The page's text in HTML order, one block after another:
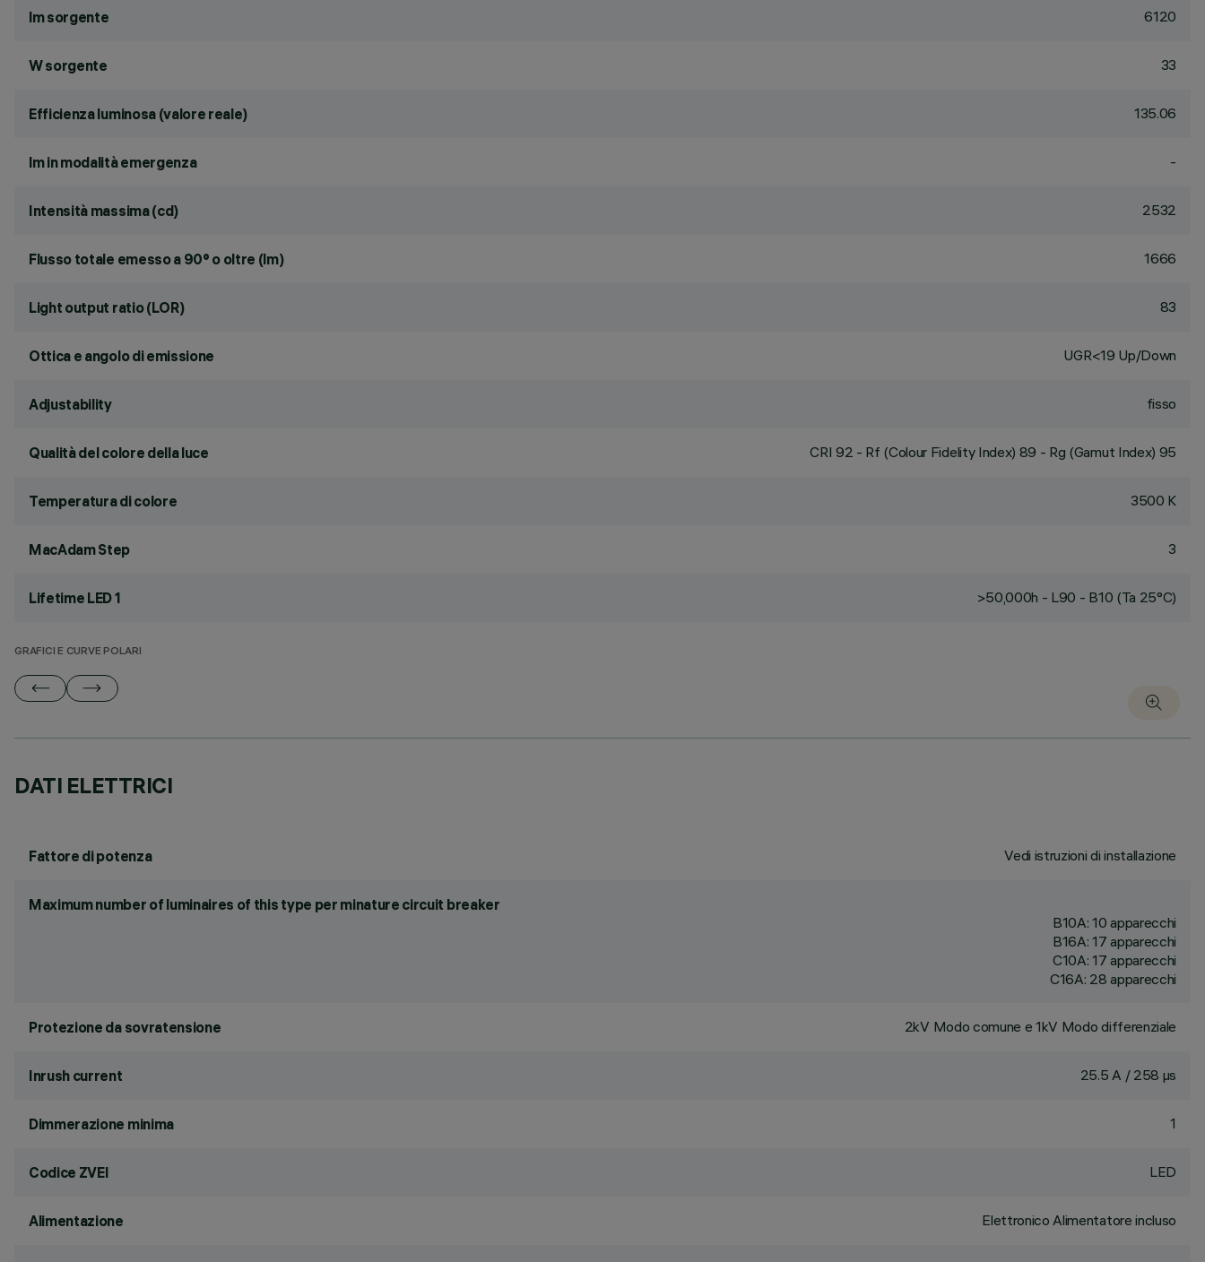
lm sorgente 6120
W sorgente 33
Efficienza luminosa (valore reale) 135.06
lm in modalità emergenza -
Intensità massima (cd) 2532
Flusso totale emesso a 90° o oltre (lm) 1666
Light output ratio (LOR) 83
Ottica e angolo di emissione UGR<19 Up/Down
Adjustability fisso
Qualità del colore della luce CRI 92 - Rf (Colour Fidelity Index) 89 - Rg (Gamut Index) 95
Temperatura di colore 3500 K
MacAdam Step 3
Lifetime LED 1 >50,000h - L90 - B10 (Ta 25°C)
GRAFICI E CURVE POLARI
DATI ELETTRICI
Fattore di potenza Vedi istruzioni di installazione
Maximum number of luminaires of this type per minature circuit breaker
B10A: 10 apparecchi
B16A: 17 apparecchi
C10A: 17 apparecchi
C16A: 28 apparecchi
Protezione da sovratensione 2kV Modo comune e 1kV Modo differenziale
Inrush current 25.5 A / 258 µs
Dimmerazione minima 1
Codice ZVEI LED
Alimentazione Elettronico Alimentatore incluso